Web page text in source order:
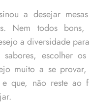
a desejar
Nem todos bons,
a diversidade
escolher
muito a se
que, não reste ao